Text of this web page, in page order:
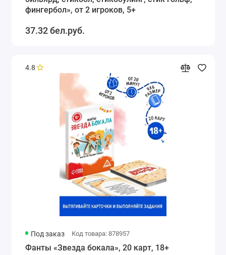
фингербол», от 2 игроков, 5+
37.32 бел.руб.
4.8
Под заказ Код товара: 878957
Фанты «Звезда бокала», 20 карт, 18+